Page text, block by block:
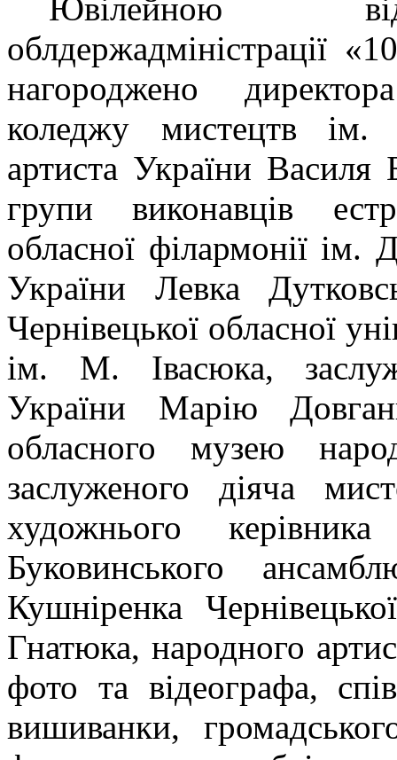
Ювілейною
облдержадміністрації
нагороджено
коледжу мистецтв ім.
артиста України Василя
групи виконавців
обласної філармонії ім.
України Левка
Чернівецької обласної
ім. М. Івасюка,
України Марію
обласного музею
заслуженого діяча
художнього
Буковинського
Кушніренка
Гнатюка, народного
фото та відеографа,
вишиванки,